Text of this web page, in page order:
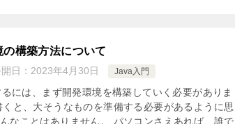
の構築方法について
日： 2023年4月30日 Java入門
には、まず開発環境を構築していく必要がありま
と、大そうなものを準備する必要があるように思
なことはありません。 パソコンさえあれば、誰で